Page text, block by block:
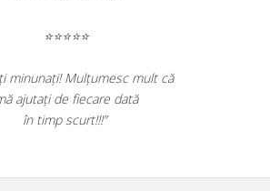
⭐⭐⭐⭐⭐
minunați! Mulțumesc mult că
ajutați de fiecare dată
în timp scurt!!!”